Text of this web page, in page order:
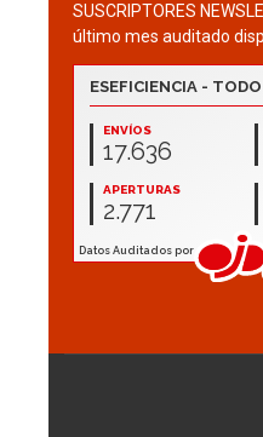
SUSCRIPTORES
último mes auditado